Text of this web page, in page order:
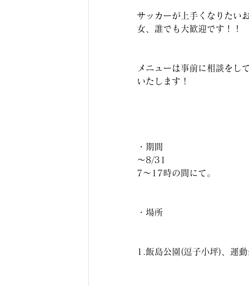
サッカーが上手くなりたい
女、誰でも大歓迎です！！
メニューは事前に相談をし
いたします！
・期間
〜8/31
7〜17時の間にて。
・場所
1.飯島公園(逗子小坪)、運